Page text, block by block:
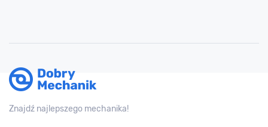
Znajdź najlepszego mechanika!